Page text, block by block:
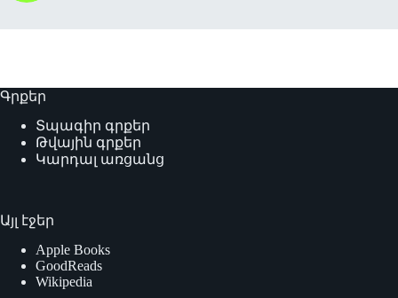
Գրքեր
Տպագիր գրքեր
Թվային գրքեր
Կարդալ առցանց
Այլ էջեր
Apple Books
GoodReads
Wikipedia